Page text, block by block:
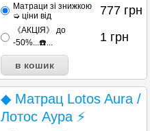
Матраци зі знижкою
➭ ціни від
777 грн
《АКЦІЯ》 до
-50%...☎️...
1 грн
◆ Матрац Lotos Aura /
Лотос Аура ⚡